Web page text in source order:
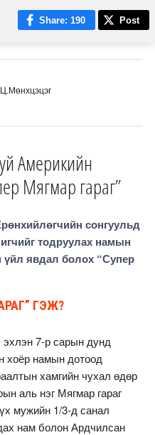
Share: 190 Post
Америкийн
Мягмар гараг”
сонгуульд
тодруулах намын
явдал болох “Супер
ГЭЖ?
7-р сарын дунд
хоёр намын дотоод
хамгийн чухал өдөр
аль нэг Мягмар гараг
мужийн 1/3-д санал
нам болон Ардчилсан